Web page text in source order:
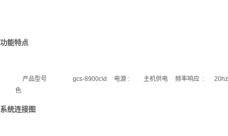
功能特点
产品型号 gcs-8900c\d 电源 : 主机供电 频率响应 :
色
系统连接图